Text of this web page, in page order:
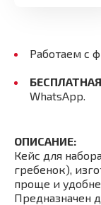
Работаем с
БЕСПЛАТНАЯ
WhatsApp.
ОПИСАНИЕ:
Кейс для
гребенок),
проще и
Предназначен